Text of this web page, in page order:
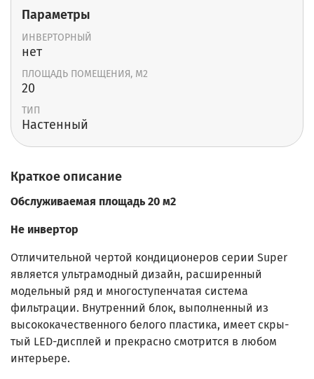
Параметры
ИНВЕРТОРНЫЙ
нет
ПЛОЩАДЬ ПОМЕЩЕНИЯ, М2
20
ТИП
Настенный
Краткое описание
Обслуживаемая площадь 20 м2
Не инвертор
Отличительной чертой кондиционеров серии Super
является ультрамодный дизайн, расширенный
модельный ряд и многоступенчатая система
фильтрации. Внутренний блок, выполненный из
высококачественного белого пластика, имеет скры-
тый LED-дисплей и прекрасно смотрится в любом
интерьере.